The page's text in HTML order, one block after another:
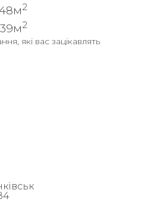
2
2
які вас зацікавлять